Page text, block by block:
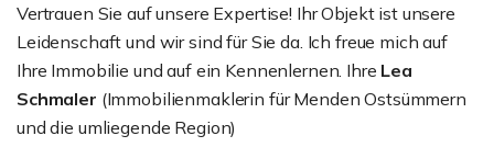
Vertrauen Sie auf unsere Expertise! Ihr Objekt ist unsere
Leidenschaft und wir sind für Sie da. Ich freue mich auf
Ihre Immobilie und auf ein Kennenlernen. Ihre Lea
Schmaler (Immobilienmaklerin für Menden Ostsümmern
und die umliegende Region)